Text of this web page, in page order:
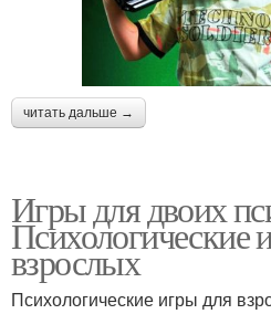
читать дальше →
Игры для двоих
Психологические
взрослых
Психологические игры для